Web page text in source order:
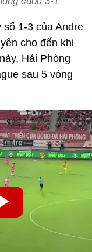
1-3 của Andre
cho đến khi
Hải Phòng
sau 5 vòng